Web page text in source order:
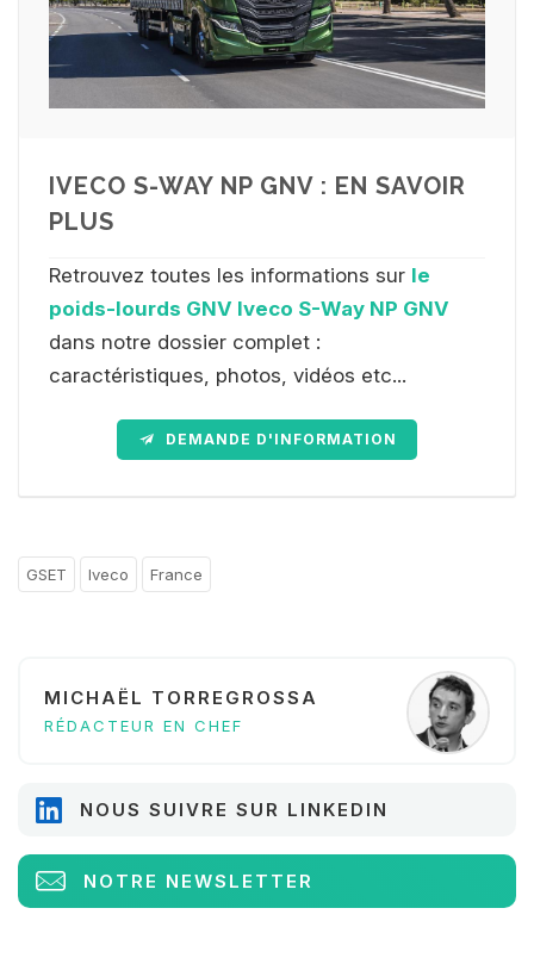
IVECO S-WAY NP GNV : EN SAVOIR
PLUS
Retrouvez toutes les informations sur le
poids-lourds GNV Iveco S-Way NP GNV
dans notre dossier complet :
caractéristiques, photos, vidéos etc...
DEMANDE D'INFORMATION
GSET Iveco France
MICHAËL TORREGROSSA
RÉDACTEUR EN CHEF
NOUS SUIVRE SUR LINKEDIN
NOTRE NEWSLETTER